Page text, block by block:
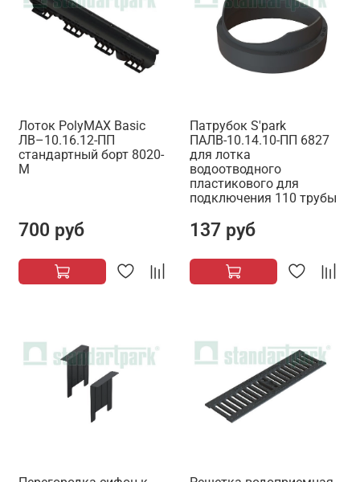
Лоток PolyMAX Basic
ЛВ–10.16.12-ПП
стандартный борт 8020-
М
700 руб
Патрубок S'park
ПАЛВ-10.14.10-ПП 6827
для лотка
водоотводного
пластикового для
подключения 110 трубы
137 руб